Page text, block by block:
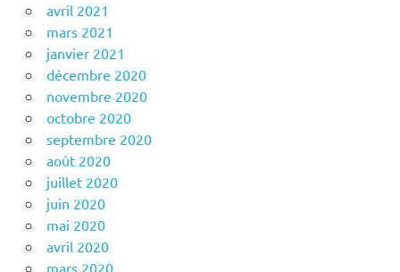
avril 2021
mars 2021
janvier 2021
décembre 2020
novembre 2020
octobre 2020
septembre 2020
août 2020
juillet 2020
juin 2020
mai 2020
avril 2020
mars 2020